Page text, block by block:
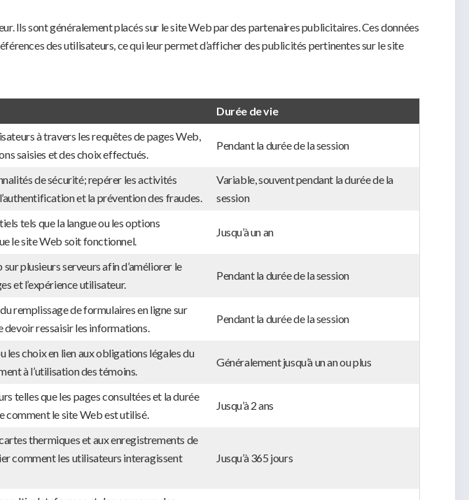
Ils sont généralement placés sur le site Web par des partenaires publicitaires. Ces données
des utilisateurs, ce qui leur permet d’afficher des publicités pertinentes sur le site
Durée de vie
à travers les requêtes de pages Web,
saisies et des choix effectués.
Pendant la durée de la session
de sécurité; repérer les activités
et la prévention des fraudes.
Variable, souvent pendant la durée de la
session
tels que la langue ou les options
le site Web soit fonctionnel.
Jusqu’à un an
plusieurs serveurs afin d’améliorer le
et l’expérience utilisateur.
Pendant la durée de la session
remplissage de formulaires en ligne sur
devoir ressaisir les informations.
Pendant la durée de la session
les choix en lien aux obligations légales du
à l’utilisation des témoins.
Généralement jusqu’à un an ou plus
telles que les pages consultées et la durée
comment le site Web est utilisé.
Jusqu’à 2 ans
thermiques et aux enregistrements de
comment les utilisateurs interagissent
Jusqu’à 365 jours